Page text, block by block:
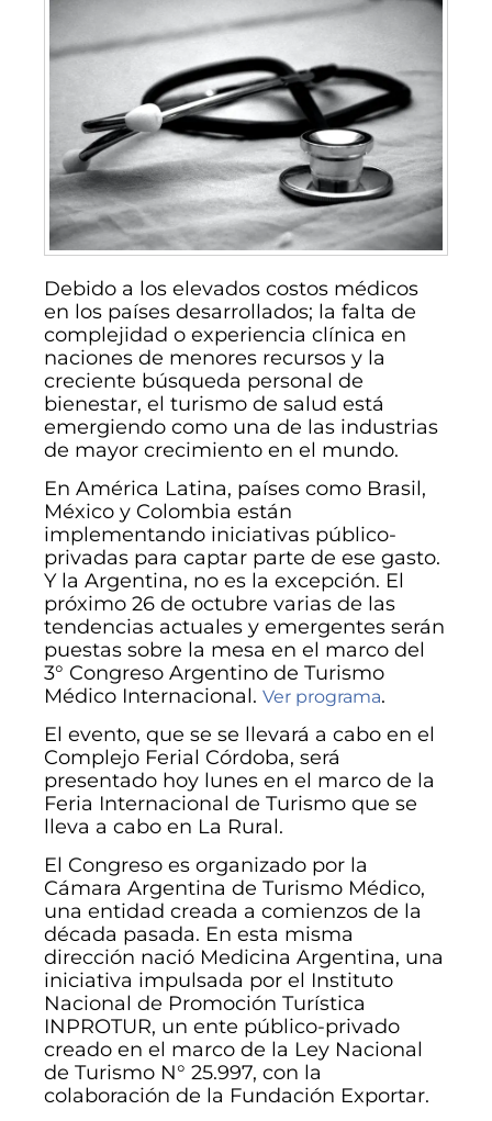
Debido a los elevados costos médicos
en los países desarrollados; la falta de
complejidad o experiencia clínica en
naciones de menores recursos y la
creciente búsqueda personal de
bienestar, el turismo de salud está
emergiendo como una de las industrias
de mayor crecimiento en el mundo.
En América Latina, países como Brasil,
México y Colombia están
implementando iniciativas público-
privadas para captar parte de ese gasto.
Y la Argentina, no es la excepción. El
próximo 26 de octubre varias de las
tendencias actuales y emergentes serán
puestas sobre la mesa en el marco del
3° Congreso Argentino de Turismo
Médico Internacional. Ver programa.
El evento, que se se llevará a cabo en el
Complejo Ferial Córdoba, será
presentado hoy lunes en el marco de la
Feria Internacional de Turismo que se
lleva a cabo en La Rural.
El Congreso es organizado por la
Cámara Argentina de Turismo Médico,
una entidad creada a comienzos de la
década pasada. En esta misma
dirección nació Medicina Argentina, una
iniciativa impulsada por el Instituto
Nacional de Promoción Turística
INPROTUR, un ente público-privado
creado en el marco de la Ley Nacional
de Turismo N° 25.997, con la
colaboración de la Fundación Exportar.